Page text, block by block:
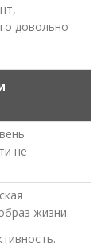
довольно
не
жизни.